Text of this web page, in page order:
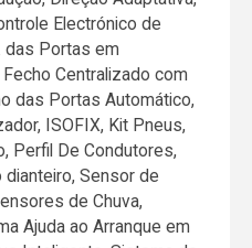
Electrónico de
das Portas em
Centralizado com
das Portas Automático,
ISOFIX, Kit Pneus,
Perfil De Condutores,
Sensor de
de Chuva,
Ajuda ao Arranque em